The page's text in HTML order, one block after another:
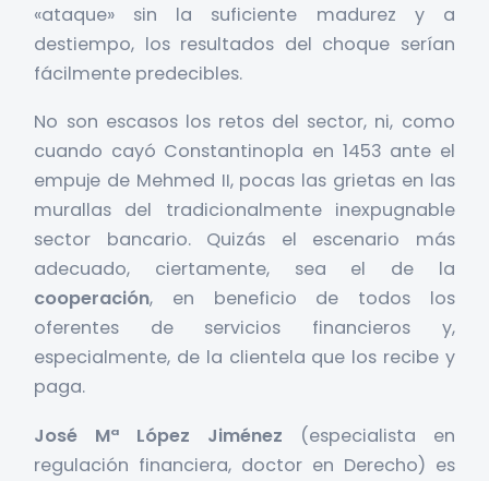
«ataque» sin la suficiente madurez y a
destiempo, los resultados del choque serían
fácilmente predecibles.
No son escasos los retos del sector, ni, como
cuando cayó Constantinopla en 1453 ante el
empuje de Mehmed II, pocas las grietas en las
murallas del tradicionalmente inexpugnable
sector bancario. Quizás el escenario más
adecuado, ciertamente, sea el de la
cooperación, en beneficio de todos los
oferentes de servicios financieros y,
especialmente, de la clientela que los recibe y
paga.
José Mª López Jiménez (especialista en
regulación financiera, doctor en Derecho) es